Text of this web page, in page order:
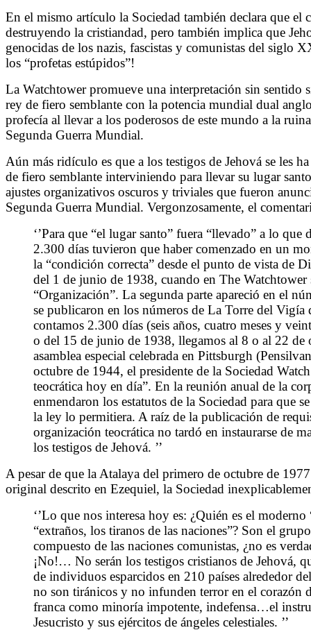
En el mismo artículo la Sociedad también declara que el
destruyendo la cristiandad, pero también implica que
genocidas de los nazis, fascistas y comunistas del siglo
los “profetas estúpidos”!
La Watchtower promueve una interpretación sin
rey de fiero semblante con la potencia mundial dual
profecía al llevar a los poderosos de este mundo a la
Segunda Guerra Mundial.
Aún más ridículo es que a los testigos de Jehová se les
de fiero semblante interviniendo para llevar su lugar
ajustes organizativos oscuros y triviales que fueron
Segunda Guerra Mundial. Vergonzosamente, el
‘’Para que “el lugar santo” fuera “llevado” a lo que
2.300 días tuvieron que haber comenzado en un
la “condición correcta” desde el punto de vista de
del 1 de junio de 1938, cuando en The
“Organización”. La segunda parte apareció en el
se publicaron en los números de La Torre del
contamos 2.300 días (seis años, cuatro meses y
o del 15 de junio de 1938, llegamos al 8 o al 22
asamblea especial celebrada en Pittsburgh
octubre de 1944, el presidente de la Sociedad
teocrática hoy en día”. En la reunión anual de la
enmendaron los estatutos de la Sociedad para que
la ley lo permitiera. A raíz de la publicación de
organización teocrática no tardó en instaurarse de
los testigos de Jehová. ’’
A pesar de que la Atalaya del primero de octubre de
original descrito en Ezequiel, la Sociedad
‘’Lo que nos interesa hoy es: ¿Quién es el
“extraños, los tiranos de las naciones”? Son el
compuesto de las naciones comunistas, ¿no es
¡No!… No serán los testigos cristianos de Jehová,
de individuos esparcidos en 210 países alrededor
no son tiránicos y no infunden terror en el corazón
franca como minoría impotente, indefensa…el
Jesucristo y sus ejércitos de ángeles celestiales. ’’